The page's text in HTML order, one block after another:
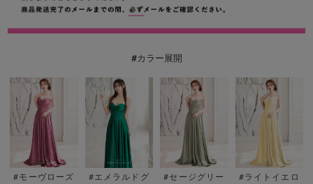
#カラー展開
#モーヴローズ
#エメラルドグ
#セージグリー
#ライトイエロ